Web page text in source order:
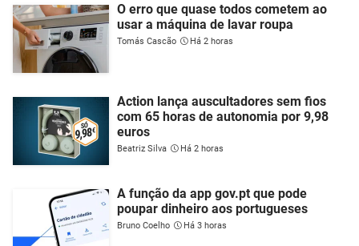
O erro que quase todos cometem ao
usar a máquina de lavar roupa
Tomás Cascão Há 2 horas
Action lança auscultadores sem fios
com 65 horas de autonomia por 9,98
euros
Beatriz Silva Há 2 horas
A função da app gov.pt que pode
poupar dinheiro aos portugueses
Bruno Coelho Há 3 horas